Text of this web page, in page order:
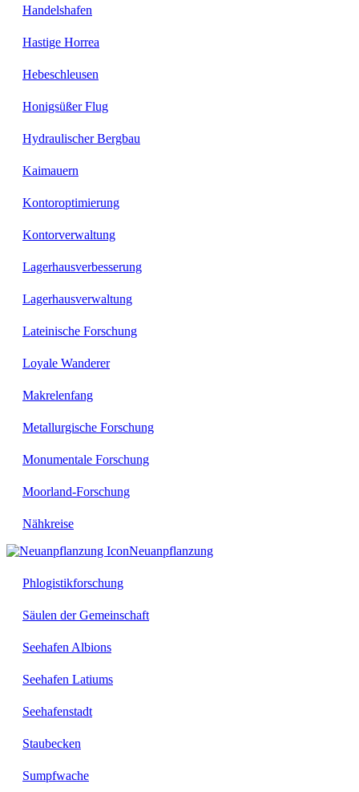
Handelshafen
Hastige Horrea
Hebeschleusen
Honigsüßer Flug
Hydraulischer Bergbau
Kaimauern
Kontoroptimierung
Kontorverwaltung
Lagerhausverbesserung
Lagerhausverwaltung
Lateinische Forschung
Loyale Wanderer
Makrelenfang
Metallurgische Forschung
Monumentale Forschung
Moorland-Forschung
Nähkreise
Neuanpflanzung
Phlogistikforschung
Säulen der Gemeinschaft
Seehafen Albions
Seehafen Latiums
Seehafenstadt
Staubecken
Sumpfwache